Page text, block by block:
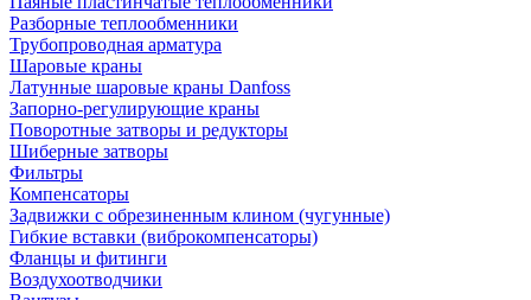
Разборные теплообменники
Трубопроводная арматура
Шаровые краны
Латунные шаровые краны Danfoss
Запорно-регулирующие краны
Поворотные затворы и редукторы
Шиберные затворы
Фильтры
Компенсаторы
Задвижки с обрезиненным клином (чугунные)
Гибкие вставки (виброкомпенсаторы)
Фланцы и фитинги
Воздухоотводчики